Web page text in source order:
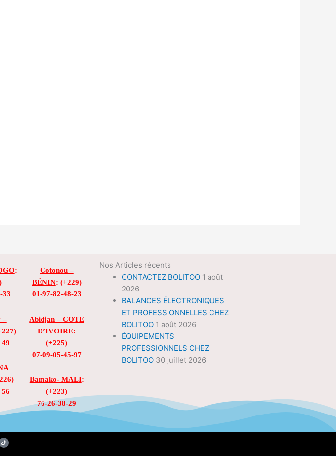
:
33
–
49
56
Cotonou –
BÉNIN: (+229)
01-97-82-48-23
Abidjan – COTE
D’IVOIRE:
(+225)
07-09-05-45-97
Bamako- MALI:
(+223)
76-26-38-29
Nos Articles récents
CONTACTEZ BOLITOO 1 août
2026
BALANCES ÉLECTRONIQUES
ET PROFESSIONNELLES CHEZ
BOLITOO 1 août 2026
ÉQUIPEMENTS
PROFESSIONNELS CHEZ
BOLITOO 30 juillet 2026
T
i
k